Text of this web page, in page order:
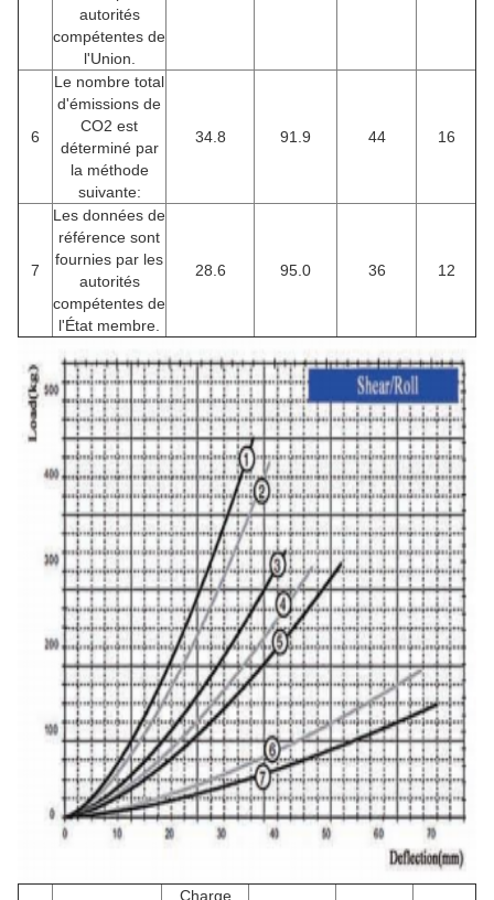
autorités
compétentes de
l'Union.
6
Le nombre total
d'émissions de
CO2 est
déterminé par
la méthode
suivante:
34.8 91.9 44 16
7
Les données de
référence sont
fournies par les
autorités
compétentes de
l'État membre.
28.6 95.0 36 12
Charge